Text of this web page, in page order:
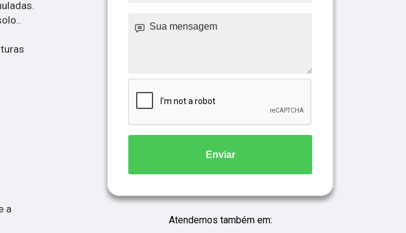
a
Enviar
Atendemos também em: